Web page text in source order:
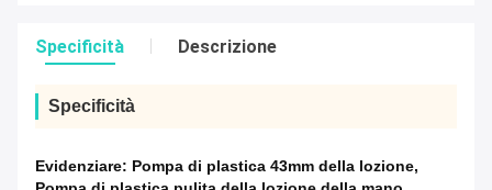
Specificità Descrizione
Specificità
Evidenziare: Pompa di plastica 43mm della lozione,